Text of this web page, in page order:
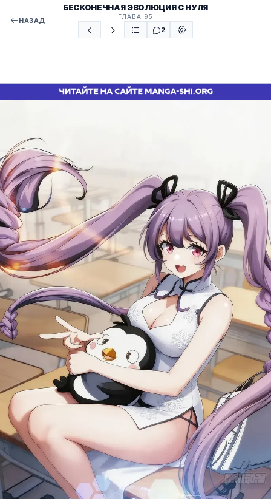
НАЗАД
БЕСКОНЕЧНАЯ ЭВОЛЮЦИЯ С НУЛЯ
ГЛАВА 95
2